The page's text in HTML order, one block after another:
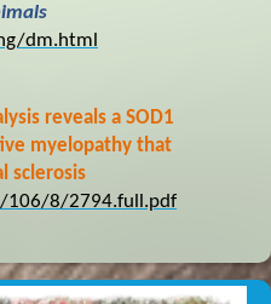
dm.html
reveals a SOD1
myelopathy that
sclerosis
106/8/2794.full.pdf